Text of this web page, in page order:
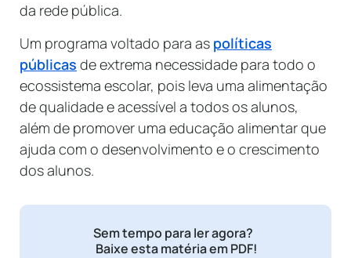
da rede pública.
Um programa voltado para as políticas
públicas de extrema necessidade para todo o
ecossistema escolar, pois leva uma alimentação
de qualidade e acessível a todos os alunos,
além de promover uma educação alimentar que
ajuda com o desenvolvimento e o crescimento
dos alunos.
Sem tempo para ler agora?
Baixe esta matéria em PDF!